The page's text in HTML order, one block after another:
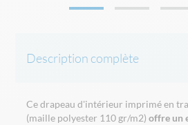
Description complète
Ce drapeau d'intérieur imprimé en
(maille polyester 110 gr/m2)offre un